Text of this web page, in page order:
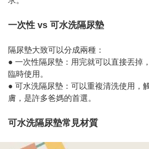
一次性 vs 可水洗隔尿墊
隔尿墊大致可以分成兩種：
● 一次性隔尿墊：用完就可以直接丟掉
臨時使用。
● 可水洗隔尿墊：可以重複清洗使用，
膚，是許多爸媽的首選。
可水洗隔尿墊常見材質